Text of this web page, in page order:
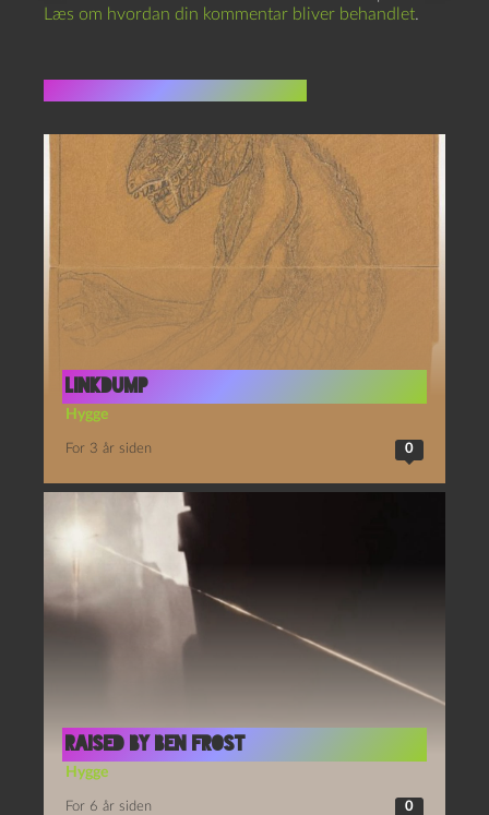
Læs om hvordan din kommentar bliver behandlet.
Linkdump
Hygge
For 3 år siden 0
Raised by Ben Frost
Hygge
For 6 år siden 0